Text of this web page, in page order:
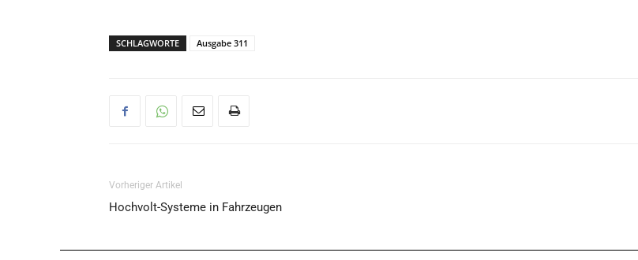
SCHLAGWORTE Ausgabe 311
Vorheriger Artikel
Hochvolt-Systeme in Fahrzeugen